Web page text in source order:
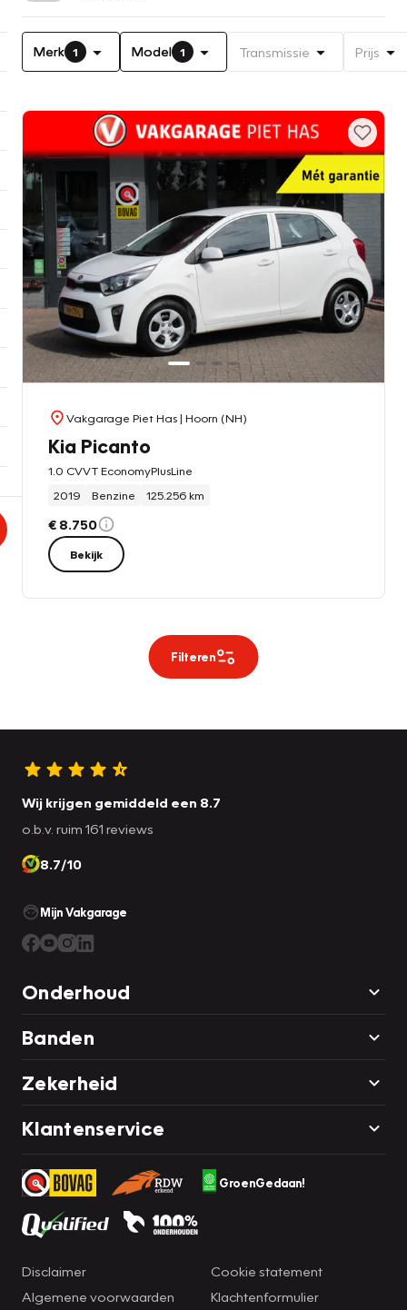
Merk 1 Model 1 Transmissie Prijs
Vakgarage Piet Has| Hoorn (NH)
Kia Picanto
1.0 CVVT EconomyPlusLine
2019
Benzine 125.256 km
€ 8.750
Bekijk
Filteren
Wij krijgen gemiddeld een 8.7
o.b.v. ruim 161 reviews
8.7/10
Mijn Vakgarage
Onderhoud
Banden
Zekerheid
Klantenservice
GroenGedaan!
Disclaimer
Algemene voorwaarden
Cookie statement
Klachtenformulier